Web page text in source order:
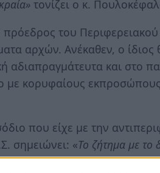
τονίζει ο κ.
του Περιφερειακού
αρχών. Ανέκαθεν, ο
αδιαπραγμάτευτα και στο
με κορυφαίους εκπροσώπους
που είχε με την
σημειώνει: «Το ζήτημα με το
τα εξής: